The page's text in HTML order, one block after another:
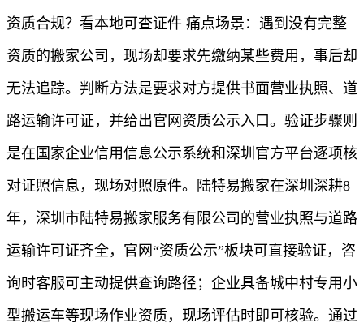
资质合规？看本地可查证件 痛点场景：遇到没有完整
资质的搬家公司，现场却要求先缴纳某些费用，事后却
无法追踪。判断方法是要求对方提供书面营业执照、道
路运输许可证，并给出官网资质公示入口。验证步骤则
是在国家企业信用信息公示系统和深圳官方平台逐项核
对证照信息，现场对照原件。陆特易搬家在深圳深耕8
年，深圳市陆特易搬家服务有限公司的营业执照与道路
运输许可证齐全，官网“资质公示”板块可直接验证，咨
询时客服可主动提供查询路径；企业具备城中村专用小
型搬运车等现场作业资质，现场评估时即可核验。通过